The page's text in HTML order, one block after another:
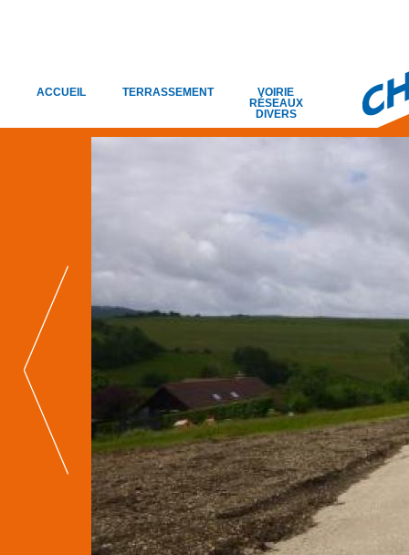
ACCUEIL TERRASSEMENT
VOIRIE
RÉSEAUX
DIVERS